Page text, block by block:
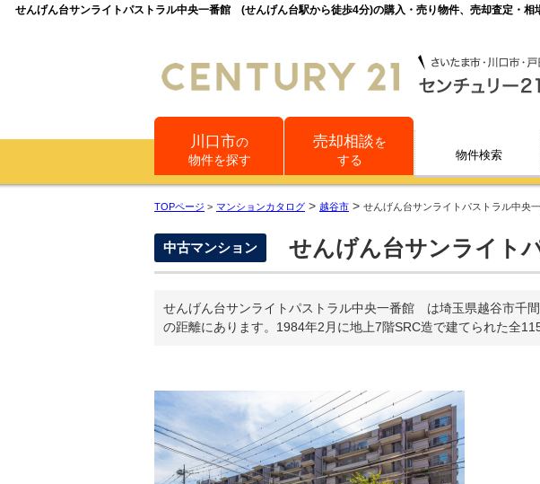
せんげん台サンライトパストラル中央一番館 (せんげん台駅から徒歩4分)の購入・売り物件、売却査定・
川口市の
物件を探す
売却相談を
する
物件検索
TOPページ > マンションカタログ > 越谷市 > せんげん台サンライトパストラル中央
中古マンション せんげん台サンライト
せんげん台サンライトパストラル中央一番館 は埼玉県越谷市千
の距離にあります。1984年2月に地上7階SRC造で建てられた全